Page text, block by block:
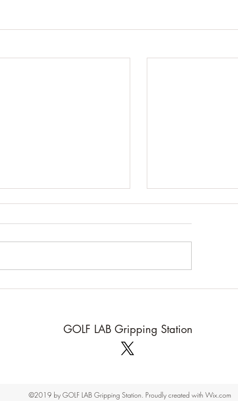
お休みのお知らせ
7月12日 日曜日 〜 16日 木曜
暑さ対策!
GOLF LAB Gripping Station
©2019 by GOLF LAB Gripping Station. Proudly created with Wix.com